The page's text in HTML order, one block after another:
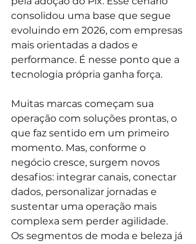
consolidou uma base que segue
evoluindo em 2026, com empresas
mais orientadas a dados e
performance. É nesse ponto que a
tecnologia própria ganha força.
Muitas marcas começam sua
operação com soluções prontas, o
que faz sentido em um primeiro
momento. Mas, conforme o
negócio cresce, surgem novos
desafios: integrar canais, conectar
dados, personalizar jornadas e
sustentar uma operação mais
complexa sem perder agilidade.
Os segmentos de moda e beleza já